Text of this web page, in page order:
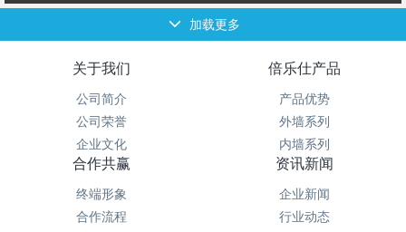
加载更多
关于我们
公司简介
公司荣誉
企业文化
倍乐仕产品
产品优势
外墙系列
内墙系列
合作共赢
终端形象
合作流程
资讯新闻
企业新闻
行业动态